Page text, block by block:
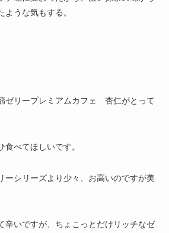
うな気もする。
ゼリープレミアムカフェ 杏仁がとって
べてほしいです。
ーシリーズより少々、お高いのですが美
辛いですが、ちょこっとだけリッチなゼ